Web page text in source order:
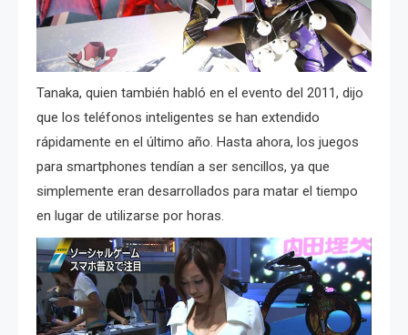
Tanaka, quien también habló en el evento del 2011, dijo
que los teléfonos inteligentes se han extendido
rápidamente en el último año. Hasta ahora, los juegos
para smartphones tendían a ser sencillos, ya que
simplemente eran desarrollados para matar el tiempo
en lugar de utilizarse por horas.